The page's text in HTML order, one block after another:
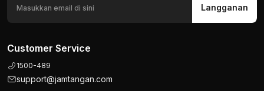
Langganan
Customer Service
1500-489
support@jamtangan.com